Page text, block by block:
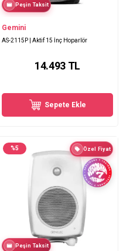
Peşin Taksit
Gemini
AS-2115P | Aktif 15 İnç Hoparlör
14.493TL
Sepete Ekle
%5 Özel Fiyat
Peşin Taksit